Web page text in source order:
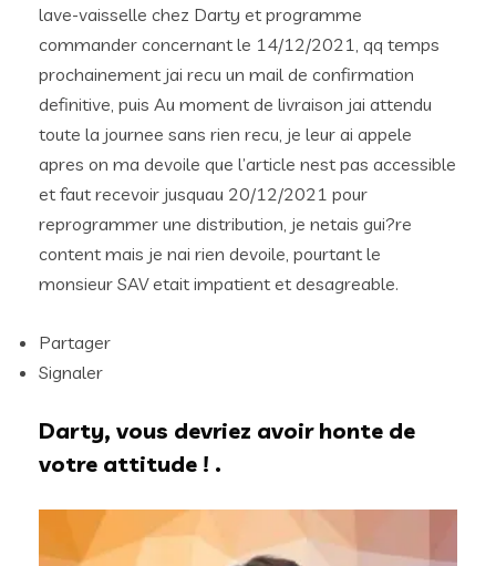
lave-vaisselle chez Darty et programme
commander concernant le 14/12/2021, qq temps
prochainement jai recu un mail de confirmation
definitive, puis Au moment de livraison jai attendu
toute la journee sans rien recu, je leur ai appele
apres on ma devoile que l’article nest pas accessible
et faut recevoir jusquau 20/12/2021 pour
reprogrammer une distribution, je netais gui?re
content mais je nai rien devoile, pourtant le
monsieur SAV etait impatient et desagreable.
Partager
Signaler
Darty, vous devriez avoir honte de
votre attitude ! .